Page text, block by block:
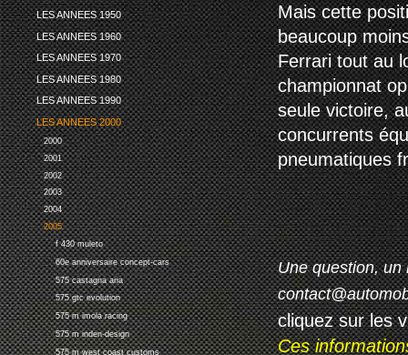
LES ANNEES 1950
LES ANNEES 1960
LES ANNEES 1970
LES ANNEES 1980
LES ANNEES 1990
LES ANNEES 2000
2000
2001
2002
2003
2004
2005
f 430 muleto
60e anniversaire concept-cars
575 castagna aria
575 gtc evolution
575 m imola racing
575 m inden-design
575 m west coast customs
Mais cette
beaucoup
Ferrari tout au
championnat
seule victoire,
concurrents
pneumatiques
Une question, un
cliquez sur les
Ces